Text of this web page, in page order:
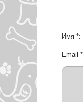
Имя *:
Email